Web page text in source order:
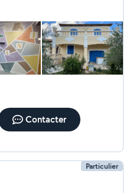
Contacter
Particulier